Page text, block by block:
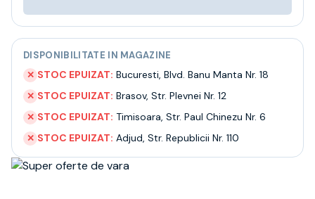
Livrare
Termeni si conditii
Politica de confidentialitate
Intrebari frecvente
DISPONIBILITATE IN MAGAZINE
✕ STOC EPUIZAT: Bucuresti, Blvd. Banu Manta Nr. 18
✕ STOC EPUIZAT: Brasov, Str. Plevnei Nr. 12
✕ STOC EPUIZAT: Timisoara, Str. Paul Chinezu Nr. 6
✕ STOC EPUIZAT: Adjud, Str. Republicii Nr. 110